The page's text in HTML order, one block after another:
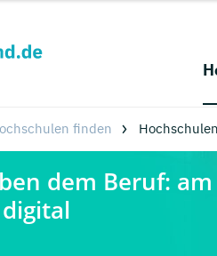
finden Hochschulen